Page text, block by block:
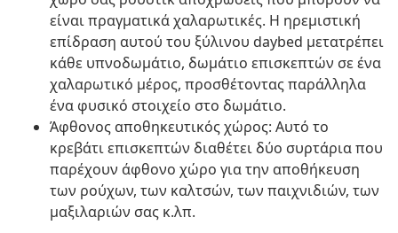
είναι πραγματικά χαλαρωτικές. Η ηρεμιστική
επίδραση αυτού του ξύλινου daybed μετατρέπει
κάθε υπνοδωμάτιο, δωμάτιο επισκεπτών σε ένα
χαλαρωτικό μέρος, προσθέτοντας παράλληλα
ένα φυσικό στοιχείο στο δωμάτιο.
Άφθονος αποθηκευτικός χώρος: Αυτό το
κρεβάτι επισκεπτών διαθέτει δύο συρτάρια που
παρέχουν άφθονο χώρο για την αποθήκευση
των ρούχων, των καλτσών, των παιχνιδιών, των
μαξιλαριών σας κ.λπ.